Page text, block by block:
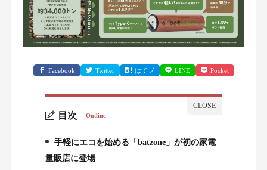
Facebook Twitter はてブ LINE Pocket
目次 Outline
手軽にエコを始める「batzone」が初の家電
量販店に登場